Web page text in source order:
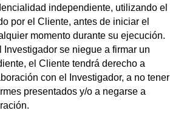
independiente, utilizando el
por el Cliente, antes de iniciar el
momento durante su ejecución.
Investigador se niegue a firmar un
el Cliente tendrá derecho a
con el Investigador, a no tener
presentados y/o a negarse a